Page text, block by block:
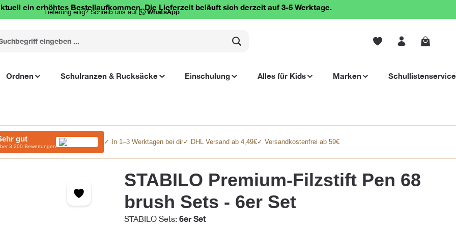
ein erhöhtes Bestellaufkommen. Die Lieferzeit beläuft sich derzeit auf 3-5 Werktage.
Lieferung eilig? Schreib uns auf WhatsApp.
Ordnen Schulranzen & Rucksäcke Einschulung Alles für Kids Marken Schullistenservice
gut
3.200 Bewertungen
✓ In 1–3 Werktagen bei dir✓ DHL Versand ab 4,49€✓ Versandkostenfrei ab 59€
STABILO Premium-Filzstift Pen 68
brush Sets - 6er Set
STABILO Sets: 6er Set